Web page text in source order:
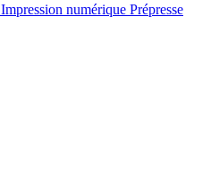
Impression numérique Prépresse